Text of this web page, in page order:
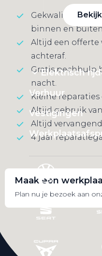
Elektrisch
Verhuur
Vestigingen
Gekwalificeerde
binnen en
Altijd een offerte
achteraf.
Gratis pechhulp
nacht.
Kleine reparaties
Altijd gebruik
Altijd
4 jaar
Maak een
Plan nu je bezoek aan